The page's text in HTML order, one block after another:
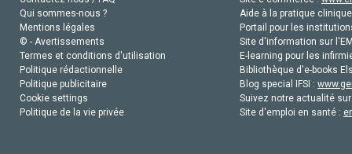
Qui sommes-nous ?
Mentions légales
© - Avertissements
Termes et conditions d'utilisation
Politique rédactionnelle
Politique publicitaire
Cookie settings
Politique de la vie privée
Aide à la pratique
Portail pour les
Site d'information sur
E-learning pour les
Bibliothèque d'e-books
Blog special IFSI :
Suivez notre actualité
Site d'emploi en santé :